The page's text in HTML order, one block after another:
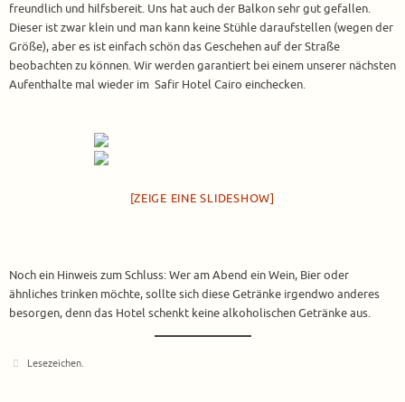
freundlich und hilfsbereit. Uns hat auch der Balkon sehr gut gefallen.
Dieser ist zwar klein und man kann keine Stühle daraufstellen (wegen der
Größe), aber es ist einfach schön das Geschehen auf der Straße
beobachten zu können. Wir werden garantiert bei einem unserer nächsten
Aufenthalte mal wieder im Safir Hotel Cairo einchecken.
[ZEIGE EINE SLIDESHOW]
Noch ein Hinweis zum Schluss: Wer am Abend ein Wein, Bier oder
ähnliches trinken möchte, sollte sich diese Getränke irgendwo anderes
besorgen, denn das Hotel schenkt keine alkoholischen Getränke aus.
Lesezeichen.